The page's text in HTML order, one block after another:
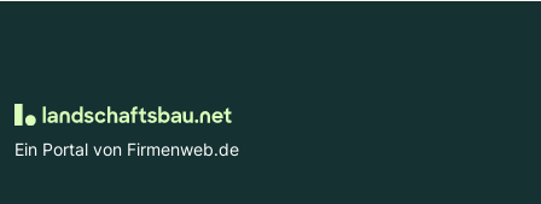
Ein Portal von Firmenweb.de